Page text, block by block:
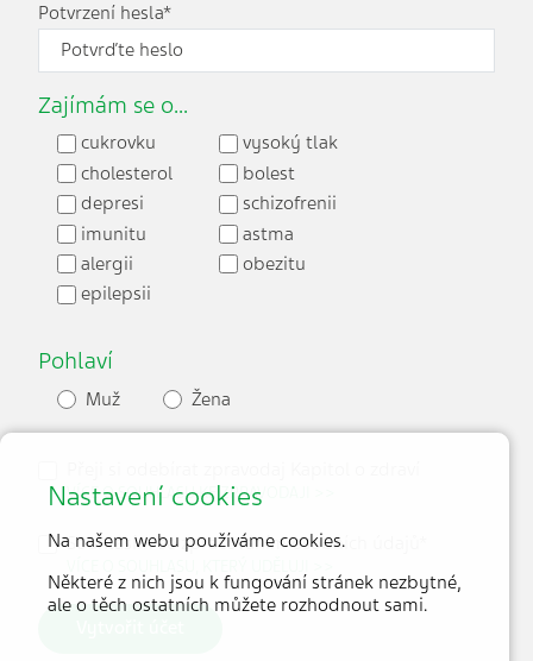
Potvrzení hesla*
Zajímám se o...
cukrovku
vysoký tlak
cholesterol
bolest
depresi
schizofrenii
imunitu
astma
alergii
obezitu
epilepsii
Pohlaví
Muž Žena
VÍCE O SOUHLASU KE ZPRAVODAJI >>
Souhlasím se zpracováním osobních údajů*
Nastavení cookies
Na našem webu používáme cookies.
Některé z nich jsou k fungování stránek nezbytné,
ale o těch ostatních můžete rozhodnout sami.